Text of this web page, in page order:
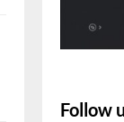
Follow